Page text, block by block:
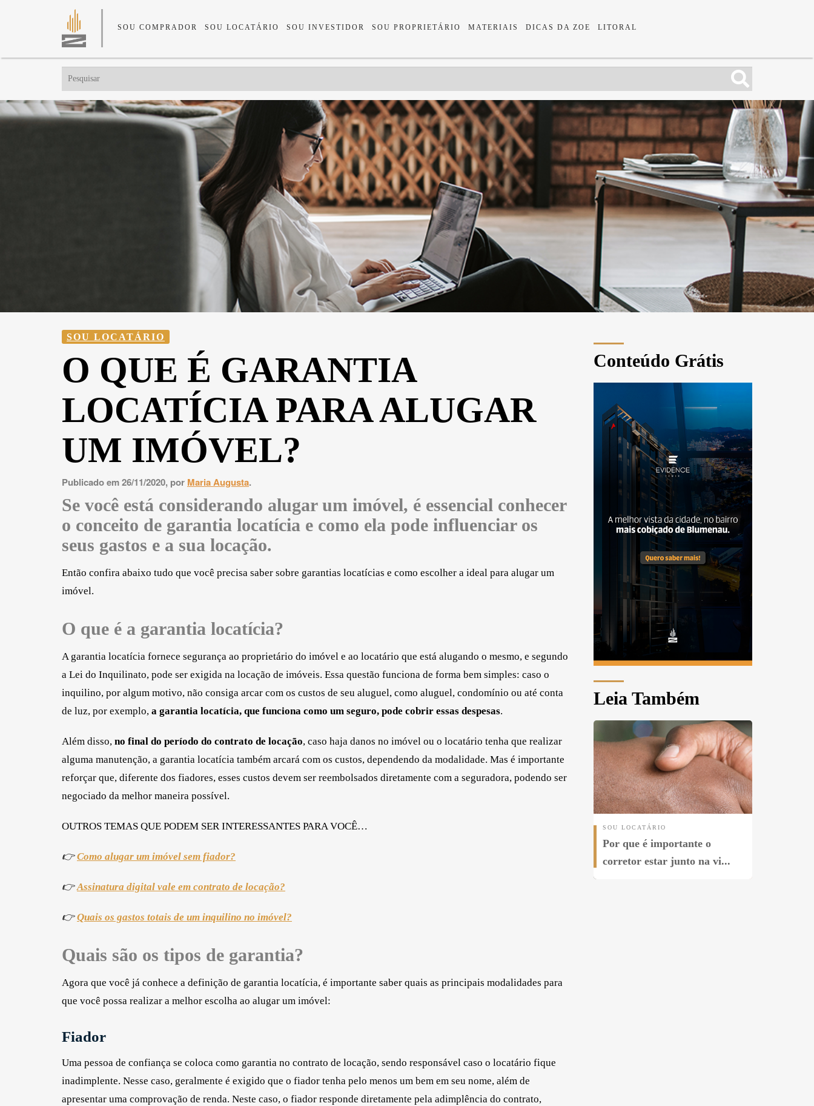
SOU COMPRADOR SOU LOCATÁRIO SOU INVESTIDOR SOU PROPRIETÁRIO MATERIAIS DICAS DA ZOE LITORAL
SOU LOCATÁRIO
O QUE É GARANTIA
LOCATÍCIA PARA ALUGAR
UM IMÓVEL?
Publicado em 26/11/2020, por Maria Augusta.
Se você está considerando alugar um imóvel, é essencial conhecer
o conceito de garantia locatícia e como ela pode influenciar os
seus gastos e a sua locação.
Então confira abaixo tudo que você precisa saber sobre garantias locatícias e como escolher a ideal para alugar um
imóvel.
O que é a garantia locatícia?
A garantia locatícia fornece segurança ao proprietário do imóvel e ao locatário que está alugando o mesmo, e segundo
a Lei do Inquilinato, pode ser exigida na locação de imóveis. Essa questão funciona de forma bem simples: caso o
inquilino, por algum motivo, não consiga arcar com os custos de seu aluguel, como aluguel, condomínio ou até conta
de luz, por exemplo, a garantia locatícia, que funciona como um seguro, pode cobrir essas despesas.
Além disso, no final do período do contrato de locação, caso haja danos no imóvel ou o locatário tenha que realizar
alguma manutenção, a garantia locatícia também arcará com os custos, dependendo da modalidade. Mas é importante
reforçar que, diferente dos fiadores, esses custos devem ser reembolsados diretamente com a seguradora, podendo ser
negociado da melhor maneira possível.
OUTROS TEMAS QUE PODEM SER INTERESSANTES PARA VOCÊ…
👉Como alugar um imóvel sem fiador?
👉Assinatura digital vale em contrato de locação?
👉Quais os gastos totais de um inquilino no imóvel?
Quais são os tipos de garantia?
Agora que você já conhece a definição de garantia locatícia, é importante saber quais as principais modalidades para
que você possa realizar a melhor escolha ao alugar um imóvel:
Fiador
Uma pessoa de confiança se coloca como garantia no contrato de locação, sendo responsável caso o locatário fique
inadimplente. Nesse caso, geralmente é exigido que o fiador tenha pelo menos um bem em seu nome, além de
apresentar uma comprovação de renda. Neste caso, o fiador responde diretamente pela adimplência do contrato,
Conteúdo Grátis
Leia Também
SOU LOCATÁRIO
Por que é importante o
corretor estar junto na vi...
SOU LOCATÁRIO
3 Coisas Cruciais que Você